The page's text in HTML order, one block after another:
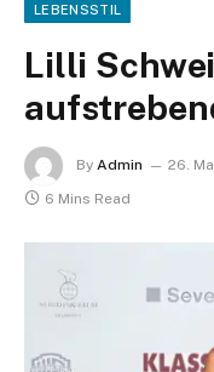
LEBENSSTIL
Lilli
By Admin 26.
6 Mins Read